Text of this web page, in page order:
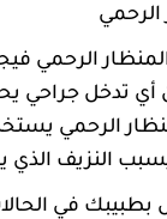
الرحمي
أي تدخل جراحي
الرحمي
النزيف
بطبيبك في